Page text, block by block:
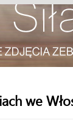
we